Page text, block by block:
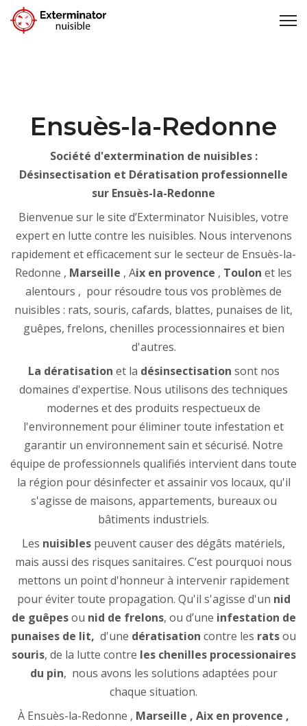
Ensuès-la-Redonne
Société d'extermination de nuisibles :
Désinsectisation et Dératisation professionnelle
sur Ensuès-la-Redonne
Bienvenue sur le site d’Exterminator Nuisibles, votre
expert en lutte contre les nuisibles. Nous intervenons
rapidement et efficacement sur le secteur de Ensuès-la-
Redonne , Marseille , Aix en provence , Toulon et les
alentours , pour résoudre tous vos problèmes de
nuisibles : rats, souris, cafards, blattes, punaises de lit,
guêpes, frelons, chenilles processionnaires et bien
d'autres.
La dératisation et la désinsectisation sont nos
domaines d'expertise. Nous utilisons des techniques
modernes et des produits respectueux de
l'environnement pour éliminer toute infestation et
garantir un environnement sain et sécurisé. Notre
équipe de professionnels qualifiés intervient dans toute
la région pour désinfecter et assainir vos locaux, qu'il
s'agisse de maisons, appartements, bureaux ou
bâtiments industriels.
Les nuisibles peuvent causer des dégâts matériels,
mais aussi des risques sanitaires. C’est pourquoi nous
mettons un point d'honneur à intervenir rapidement
pour éviter toute propagation. Qu'il s'agisse d'un nid
de guêpesou nid de frelons, ou d’une infestation de
punaises de lit, d'une dératisation contre les ratsou
souris, de la lutte contre les chenilles processionaires
du pin, nous avons les solutions adaptées pour
chaque situation.
À Ensuès-la-Redonne , Marseille , Aix en provence ,